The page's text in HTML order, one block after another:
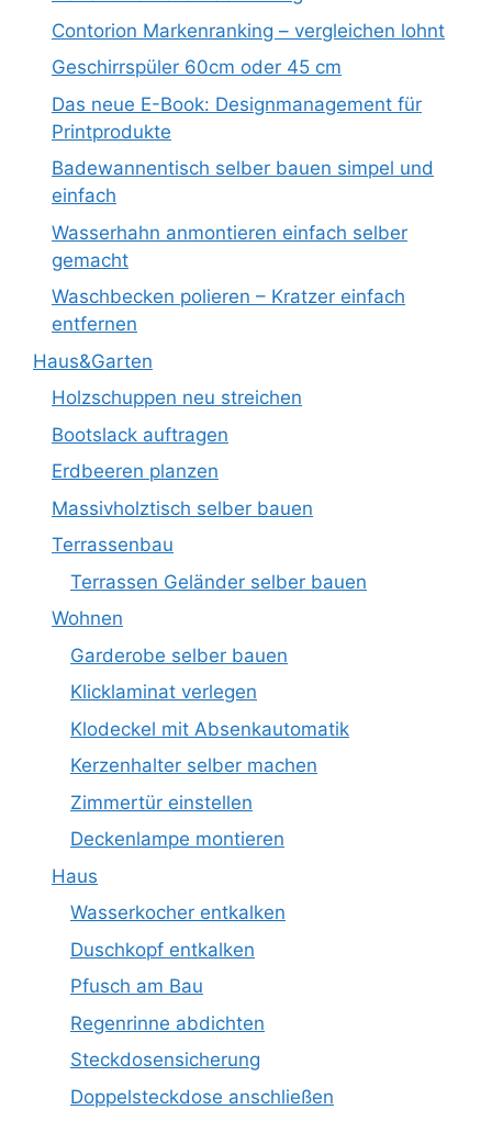
Contorion Markenranking – vergleichen lohnt
Geschirrspüler 60cm oder 45 cm
Das neue E-Book: Designmanagement für
Printprodukte
Badewannentisch selber bauen simpel und
einfach
Wasserhahn anmontieren einfach selber
gemacht
Waschbecken polieren – Kratzer einfach
entfernen
Haus&Garten
Holzschuppen neu streichen
Bootslack auftragen
Erdbeeren planzen
Massivholztisch selber bauen
Terrassenbau
Terrassen Geländer selber bauen
Wohnen
Garderobe selber bauen
Klicklaminat verlegen
Klodeckel mit Absenkautomatik
Kerzenhalter selber machen
Zimmertür einstellen
Deckenlampe montieren
Haus
Wasserkocher entkalken
Duschkopf entkalken
Pfusch am Bau
Regenrinne abdichten
Steckdosensicherung
Doppelsteckdose anschließen